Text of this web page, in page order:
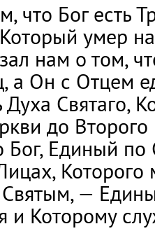
что Бог есть
умер
нам о том,
а Он с Отцем
Святаго,
до
Единый по
—
и Которому